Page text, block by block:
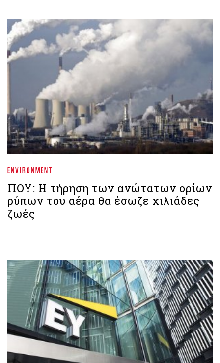
ENVIRONMENT
ΠΟΥ: Η τήρηση των ανώτατων ορίων
ρύπων του αέρα θα έσωζε χιλιάδες
ζωές